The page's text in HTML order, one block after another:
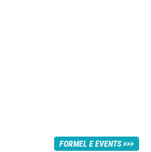
FORMEL E EVENTS